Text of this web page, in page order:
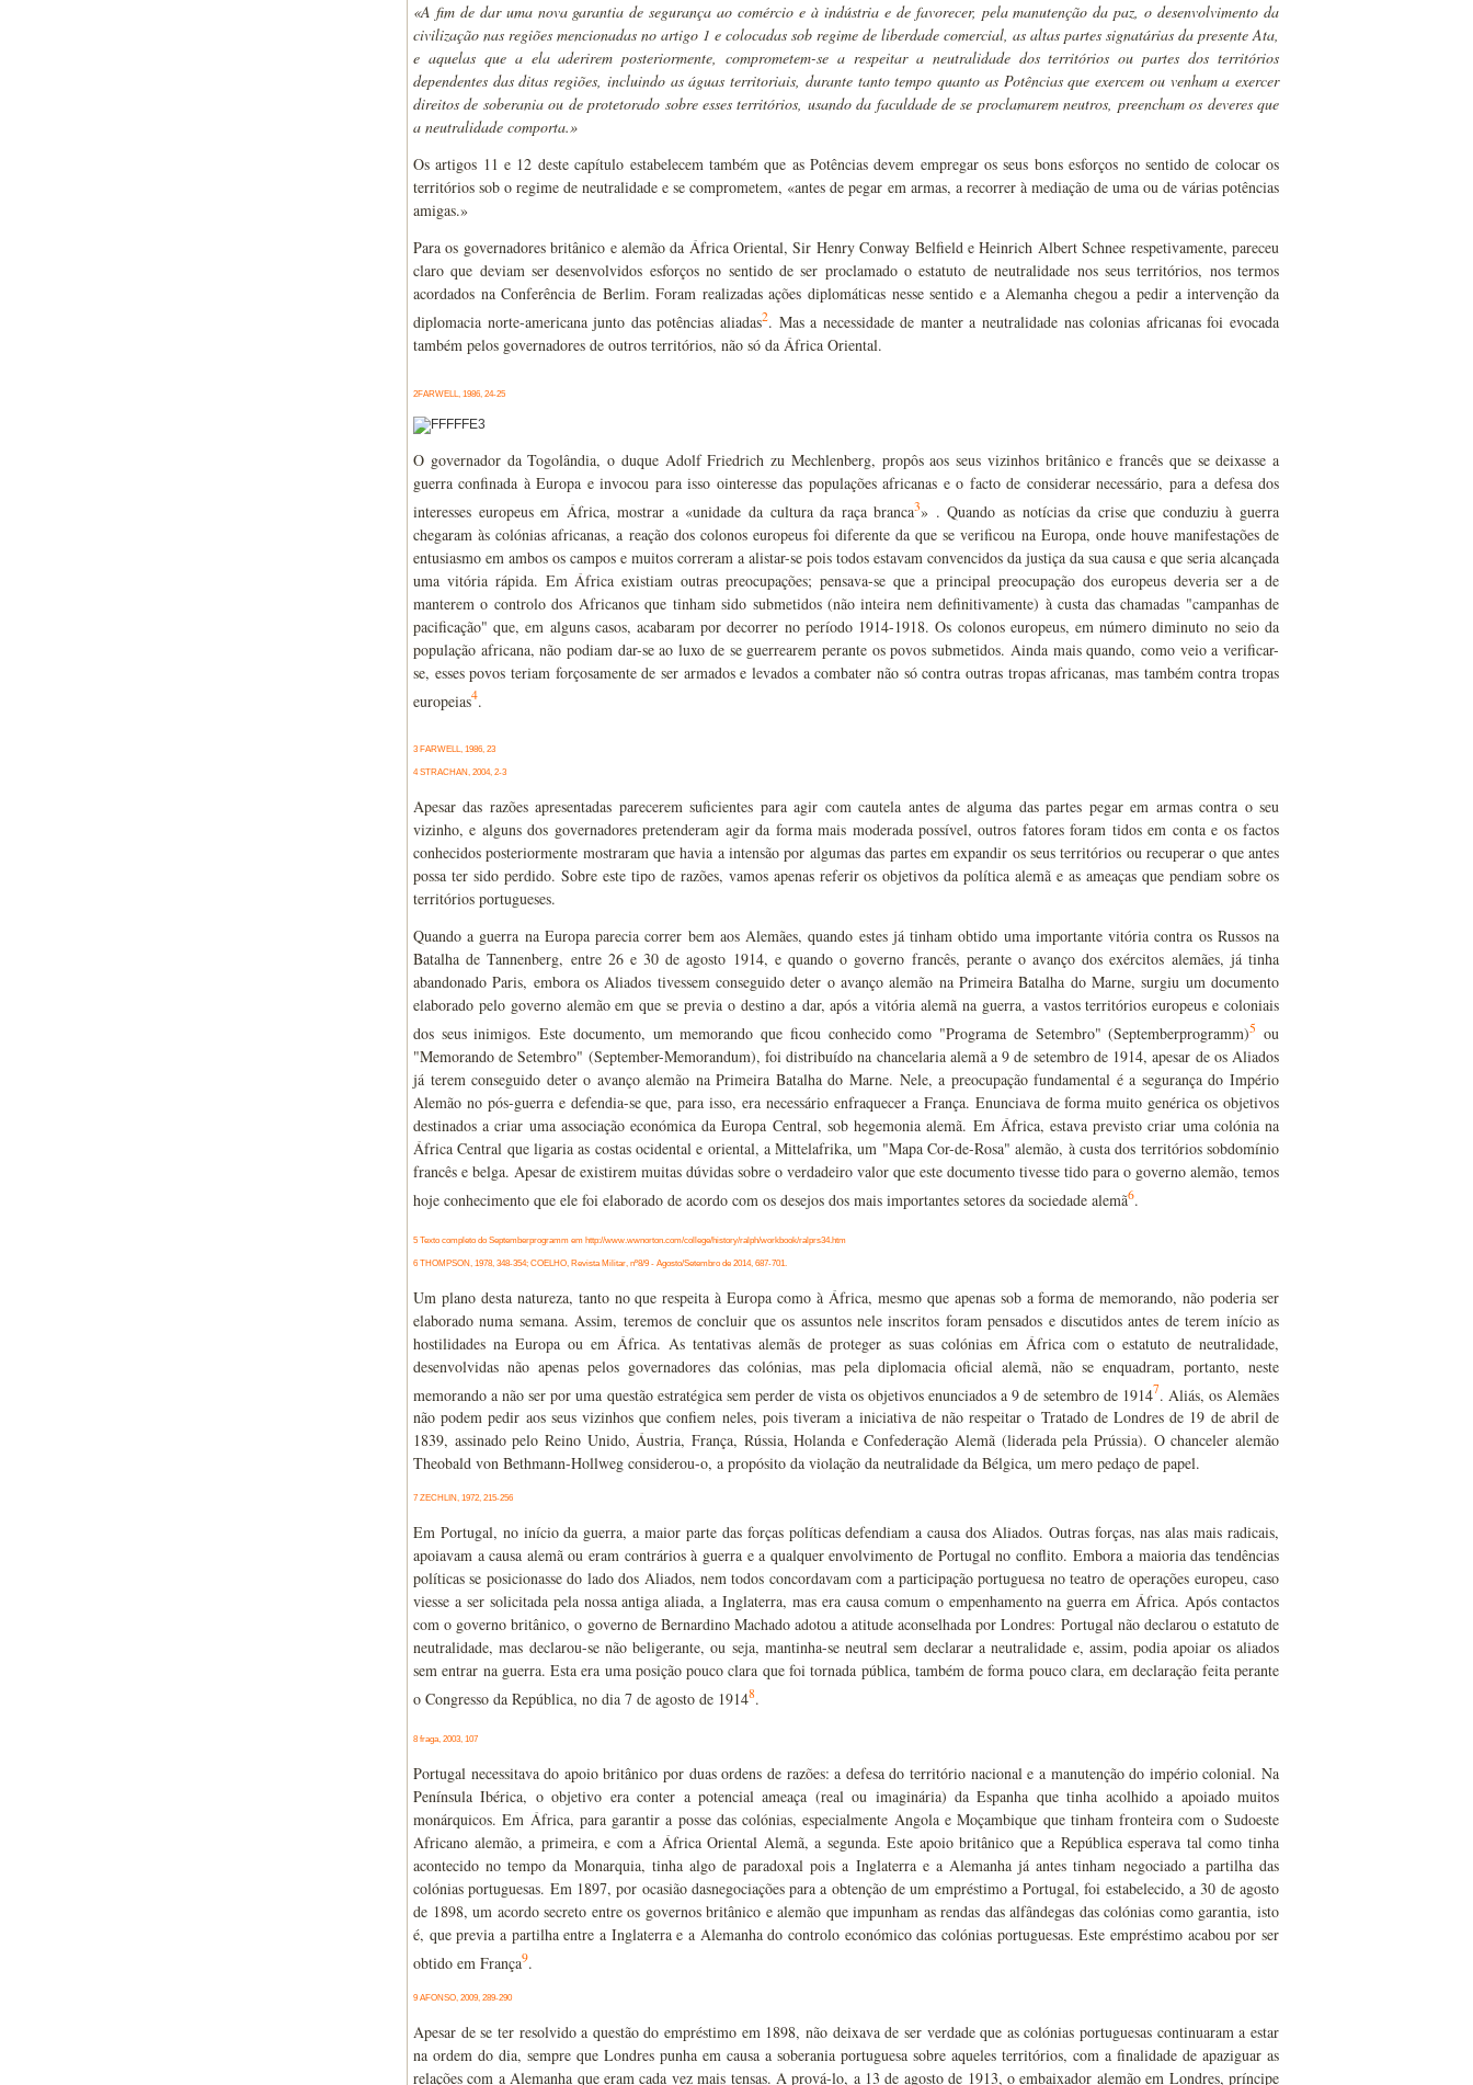
«A fim de dar uma nova garantia de segurança ao comércio e à indústria e de favorecer, pela manutenção da paz, o desenvolvimento da
civilização nas regiões mencionadas no artigo 1 e colocadas sob regime de liberdade comercial, as altas partes signatárias da presente Ata,
e aquelas que a ela aderirem posteriormente, comprometem-se a respeitar a neutralidade dos territórios ou partes dos territórios
dependentes das ditas regiões, incluindo as águas territoriais, durante tanto tempo quanto as Potências que exercem ou venham a exercer
direitos de soberania ou de protetorado sobre esses territórios, usando da faculdade de se proclamarem neutros, preencham os deveres que
a neutralidade comporta.»
Os artigos 11 e 12 deste capítulo estabelecem também que as Potências devem empregar os seus bons esforços no sentido de colocar os
territórios sob o regime de neutralidade e se comprometem, «antes de pegar em armas, a recorrer à mediação de uma ou de várias potências
amigas.»
Para os governadores britânico e alemão da África Oriental, Sir Henry Conway Belfield e Heinrich Albert Schnee respetivamente, pareceu
claro que deviam ser desenvolvidos esforços no sentido de ser proclamado o estatuto de neutralidade nos seus territórios, nos termos
acordados na Conferência de Berlim. Foram realizadas ações diplomáticas nesse sentido e a Alemanha chegou a pedir a intervenção da
diplomacia norte-americana junto das potências aliadas2. Mas a necessidade de manter a neutralidade nas colonias africanas foi evocada
também pelos governadores de outros territórios, não só da África Oriental.
2FARWELL, 1986, 24-25
O governador da Togolândia, o duque Adolf Friedrich zu Mechlenberg, propôs aos seus vizinhos britânico e francês que se deixasse a
guerra confinada à Europa e invocou para isso ointeresse das populações africanas e o facto de considerar necessário, para a defesa dos
interesses europeus em África, mostrar a «unidade da cultura da raça branca3» . Quando as notícias da crise que conduziu à guerra
chegaram às colónias africanas, a reação dos colonos europeus foi diferente da que se verificou na Europa, onde houve manifestações de
entusiasmo em ambos os campos e muitos correram a alistar-se pois todos estavam convencidos da justiça da sua causa e que seria alcançada
uma vitória rápida. Em África existiam outras preocupações; pensava-se que a principal preocupação dos europeus deveria ser a de
manterem o controlo dos Africanos que tinham sido submetidos (não inteira nem definitivamente) à custa das chamadas "campanhas de
pacificação" que, em alguns casos, acabaram por decorrer no período 1914-1918. Os colonos europeus, em número diminuto no seio da
população africana, não podiam dar-se ao luxo de se guerrearem perante os povos submetidos. Ainda mais quando, como veio a verificar-
se, esses povos teriam forçosamente de ser armados e levados a combater não só contra outras tropas africanas, mas também contra tropas
europeias4.
3 FARWELL, 1986, 23
4 STRACHAN, 2004, 2-3
Apesar das razões apresentadas parecerem suficientes para agir com cautela antes de alguma das partes pegar em armas contra o seu
vizinho, e alguns dos governadores pretenderam agir da forma mais moderada possível, outros fatores foram tidos em conta e os factos
conhecidos posteriormente mostraram que havia a intensão por algumas das partes em expandir os seus territórios ou recuperar o que antes
possa ter sido perdido. Sobre este tipo de razões, vamos apenas referir os objetivos da política alemã e as ameaças que pendiam sobre os
territórios portugueses.
Quando a guerra na Europa parecia correr bem aos Alemães, quando estes já tinham obtido uma importante vitória contra os Russos na
Batalha de Tannenberg, entre 26 e 30 de agosto 1914, e quando o governo francês, perante o avanço dos exércitos alemães, já tinha
abandonado Paris, embora os Aliados tivessem conseguido deter o avanço alemão na Primeira Batalha do Marne, surgiu um documento
elaborado pelo governo alemão em que se previa o destino a dar, após a vitória alemã na guerra, a vastos territórios europeus e coloniais
dos seus inimigos. Este documento, um memorando que ficou conhecido como "Programa de Setembro" (Septemberprogramm)5 ou
"Memorando de Setembro" (September-Memorandum), foi distribuído na chancelaria alemã a 9 de setembro de 1914, apesar de os Aliados
já terem conseguido deter o avanço alemão na Primeira Batalha do Marne. Nele, a preocupação fundamental é a segurança do Império
Alemão no pós-guerra e defendia-se que, para isso, era necessário enfraquecer a França. Enunciava de forma muito genérica os objetivos
destinados a criar uma associação económica da Europa Central, sob hegemonia alemã. Em África, estava previsto criar uma colónia na
África Central que ligaria as costas ocidental e oriental, a Mittelafrika, um "Mapa Cor-de-Rosa" alemão, à custa dos territórios sobdomínio
francês e belga. Apesar de existirem muitas dúvidas sobre o verdadeiro valor que este documento tivesse tido para o governo alemão, temos
hoje conhecimento que ele foi elaborado de acordo com os desejos dos mais importantes setores da sociedade alemã6.
5 Texto completo do Septemberprogramm em http://www.wwnorton.com/college/history/ralph/workbook/ralprs34.htm
6 THOMPSON, 1978, 348-354; COELHO, Revista Militar, nº8/9 - Agosto/Setembro de 2014, 687-701.
Um plano desta natureza, tanto no que respeita à Europa como à África, mesmo que apenas sob a forma de memorando, não poderia ser
elaborado numa semana. Assim, teremos de concluir que os assuntos nele inscritos foram pensados e discutidos antes de terem início as
hostilidades na Europa ou em África. As tentativas alemãs de proteger as suas colónias em África com o estatuto de neutralidade,
desenvolvidas não apenas pelos governadores das colónias, mas pela diplomacia oficial alemã, não se enquadram, portanto, neste
memorando a não ser por uma questão estratégica sem perder de vista os objetivos enunciados a 9 de setembro de 19147. Aliás, os Alemães
não podem pedir aos seus vizinhos que confiem neles, pois tiveram a iniciativa de não respeitar o Tratado de Londres de 19 de abril de
1839, assinado pelo Reino Unido, Áustria, França, Rússia, Holanda e Confederação Alemã (liderada pela Prússia). O chanceler alemão
Theobald von Bethmann-Hollweg considerou-o, a propósito da violação da neutralidade da Bélgica, um mero pedaço de papel.
7 ZECHLIN, 1972, 215-256
Em Portugal, no início da guerra, a maior parte das forças políticas defendiam a causa dos Aliados. Outras forças, nas alas mais radicais,
apoiavam a causa alemã ou eram contrários à guerra e a qualquer envolvimento de Portugal no conflito. Embora a maioria das tendências
políticas se posicionasse do lado dos Aliados, nem todos concordavam com a participação portuguesa no teatro de operações europeu, caso
viesse a ser solicitada pela nossa antiga aliada, a Inglaterra, mas era causa comum o empenhamento na guerra em África. Após contactos
com o governo britânico, o governo de Bernardino Machado adotou a atitude aconselhada por Londres: Portugal não declarou o estatuto de
neutralidade, mas declarou-se não beligerante, ou seja, mantinha-se neutral sem declarar a neutralidade e, assim, podia apoiar os aliados
sem entrar na guerra. Esta era uma posição pouco clara que foi tornada pública, também de forma pouco clara, em declaração feita perante
o Congresso da República, no dia 7 de agosto de 19148.
8 fraga, 2003, 107
Portugal necessitava do apoio britânico por duas ordens de razões: a defesa do território nacional e a manutenção do império colonial. Na
Península Ibérica, o objetivo era conter a potencial ameaça (real ou imaginária) da Espanha que tinha acolhido a apoiado muitos
monárquicos. Em África, para garantir a posse das colónias, especialmente Angola e Moçambique que tinham fronteira com o Sudoeste
Africano alemão, a primeira, e com a África Oriental Alemã, a segunda. Este apoio britânico que a República esperava tal como tinha
acontecido no tempo da Monarquia, tinha algo de paradoxal pois a Inglaterra e a Alemanha já antes tinham negociado a partilha das
colónias portuguesas. Em 1897, por ocasião dasnegociações para a obtenção de um empréstimo a Portugal, foi estabelecido, a 30 de agosto
de 1898, um acordo secreto entre os governos britânico e alemão que impunham as rendas das alfândegas das colónias como garantia, isto
é, que previa a partilha entre a Inglaterra e a Alemanha do controlo económico das colónias portuguesas. Este empréstimo acabou por ser
obtido em França9.
9 AFONSO, 2009, 289-290
Apesar de se ter resolvido a questão do empréstimo em 1898, não deixava de ser verdade que as colónias portuguesas continuaram a estar
na ordem do dia, sempre que Londres punha em causa a soberania portuguesa sobre aqueles territórios, com a finalidade de apaziguar as
relações com a Alemanha que eram cada vez mais tensas. A prová-lo, a 13 de agosto de 1913, o embaixador alemão em Londres, príncipe